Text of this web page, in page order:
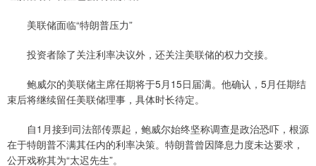
美联储面临“特朗普压力”
投资者除了关注利率决议外，还关注美联储的权力交接。
鲍威尔的美联储主席任期将于5月15日届满。他确认，5月任期结
束后将继续留任美联储理事，具体时长待定。
自1月接到司法部传票起，鲍威尔始终坚称调查是政治恐吓，根源
在于特朗普不满其任内的利率决策。特朗普曾因降息力度未达要求，
公开戏称其为“太迟先生”。